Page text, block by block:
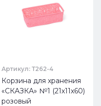
Артикул: Т262-4
Корзина для хранения
«СКАЗКА» №1 (21х11х60)
розовый